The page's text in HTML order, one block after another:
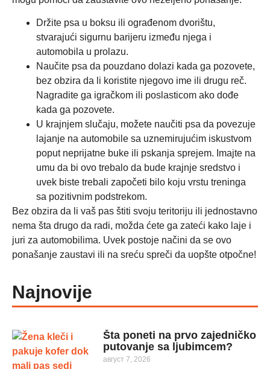
Držite psa u boksu ili ograđenom dvorištu,
stvarajući sigurnu barijeru između njega i
automobila u prolazu.
Naučite psa da pouzdano dolazi kada ga pozovete,
bez obzira da li koristite njegovo ime ili drugu reč.
Nagradite ga igračkom ili poslasticom ako dođe
kada ga pozovete.
U krajnjem slučaju, možete naučiti psa da povezuje
lajanje na automobile sa uznemirujućim iskustvom
poput neprijatne buke ili pskanja sprejem. Imajte na
umu da bi ovo trebalo da bude krajnje sredstvo i
uvek biste trebali započeti bilo koju vrstu treninga
sa pozitivnim podstrekom.
Bez obzira da li vaš pas štiti svoju teritoriju ili jednostavno
nema šta drugo da radi, možda ćete ga zateći kako laje i
juri za automobilima. Uvek postoje načini da se ovo
ponašanje zaustavi ili na sreću spreči da uopšte otpočne!
Najnovije
Šta poneti na prvo zajedničko
putovanje sa ljubimcem?
август 7, 2026